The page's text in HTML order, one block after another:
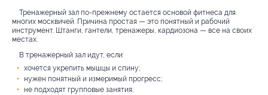
Тренажерный зал по-прежнему остается основой фитнеса для
многих москвичей. Причина простая — это понятный и рабочий
инструмент. Штанги, гантели, тренажеры, кардиозона — все на своих
местах.
В тренажерный зал идут, если:
хочется укрепить мышцы и спину;
нужен понятный и измеримый прогресс;
не подходят групповые занятия;